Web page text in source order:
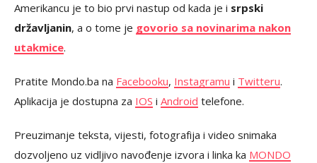
Amerikancu je to bio prvi nastup od kada je i srpski
državljanin, a o tome je govorio sa novinarima nakon
utakmice.
Pratite Mondo.ba na Facebooku, Instagramu i Twitteru.
Aplikacija je dostupna za IOS i Android telefone.
Preuzimanje teksta, vijesti, fotografija i video snimaka
dozvoljeno uz vidljivo navođenje izvora i linka ka MONDO